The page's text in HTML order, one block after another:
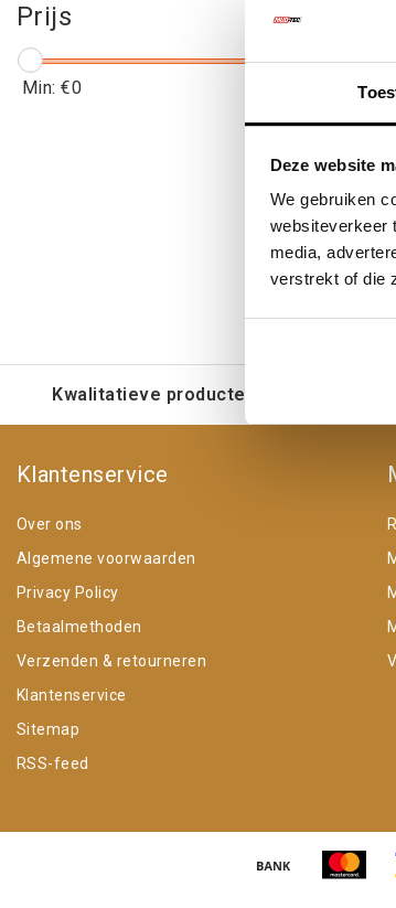
Deze website
We gebruiken
websiteverkeer
media,
verstrekt of die
Prijs
Min: €0
Kwalitatieve producten voor een
Klantenservice
Over ons
Algemene voorwaarden
Privacy Policy
Betaalmethoden
Verzenden & retourneren
Klantenservice
Sitemap
RSS-feed